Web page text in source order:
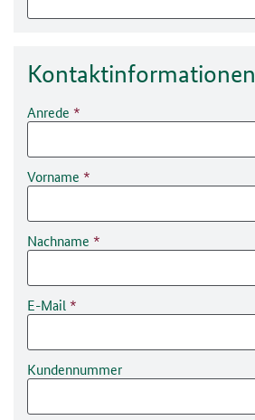
Kontakt­informationen
Anrede
Vorname
Nachname
E-Mail
Kundennummer